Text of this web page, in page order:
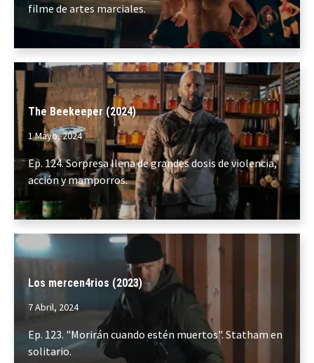
filme de artes marciales.
The Beekeeper (2024)
1 Mayo, 2024
Ep. 124. Sorpresa llena de grandes dosis de violencia,
acción y mamporros.
Los mercen4rios (2023)
7 Abril, 2024
Ep. 123. "Morirán cuando estén muertos". Statham en
solitario.